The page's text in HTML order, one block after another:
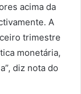
acima da
A
trimestre
monetária,
diz nota do